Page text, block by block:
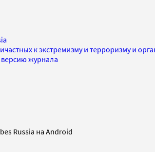
к экстремизму и терроризму и
журнала
Russia на Android